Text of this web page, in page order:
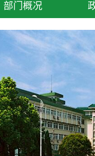
部门概况